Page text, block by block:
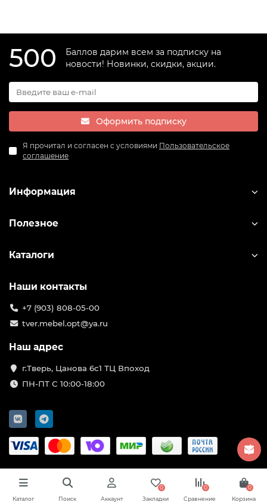
500
Баллов дарим всем за подписку на
новости! Новинки, скидки, акции.
Оформить подписку
Я прочитал и согласен с условиями Пользовательское
соглашение
Информация
Полезное
Каталоги
Наши контакты
+7 (903) 808-05-00
tver.mebel.opt@ya.ru
Наш адрес
г.Тверь, Цанова 6с1 ТЦ Впоход
ПН-ПТ С 10:00-18:00
Каталог Поиск Аккаунт
0
Закладки
0
Сравнение
0
Корзина